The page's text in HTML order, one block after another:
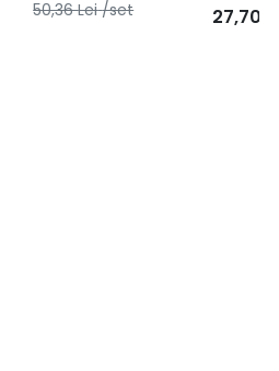
50,36Lei /set 27,70